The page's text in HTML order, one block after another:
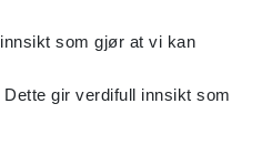
som gjør at vi kan
gir verdifull innsikt som